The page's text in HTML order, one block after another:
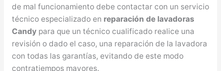
de mal funcionamiento debe contactar con un servicio
técnico especializado en reparación de lavadoras
Candypara que un técnico cualificado realice una
revisión o dado el caso, una reparación de la lavadora
con todas las garantías, evitando de este modo
contratiempos mayores.